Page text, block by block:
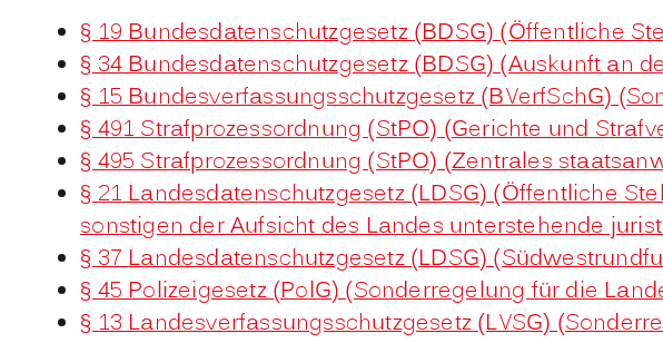
§ 19 Bundesdatenschutzgesetz (BDSG) (Öffentliche
§ 34 Bundesdatenschutzgesetz (BDSG) (Auskunft an
§ 15 Bundesverfassungsschutzgesetz (BVerfSchG)
§ 491 Strafprozessordnung (StPO) (Gerichte und
§ 495 Strafprozessordnung (StPO) (Zentrales
§ 21 Landesdatenschutzgesetz (LDSG) (Öffentliche
sonstigen der Aufsicht des Landes unterstehende
§ 37 Landesdatenschutzgesetz (LDSG)
§ 45 Polizeigesetz (PolG) (Sonderregelung für die
§ 13 Landesverfassungsschutzgesetz (LVSG)